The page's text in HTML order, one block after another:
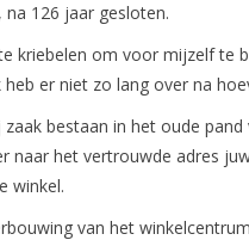
na 126 jaar gesloten.
kriebelen om voor mijzelf te
er niet zo lang over na
bestaan in het oude
naar het vertrouwde adres
winkel.
van het